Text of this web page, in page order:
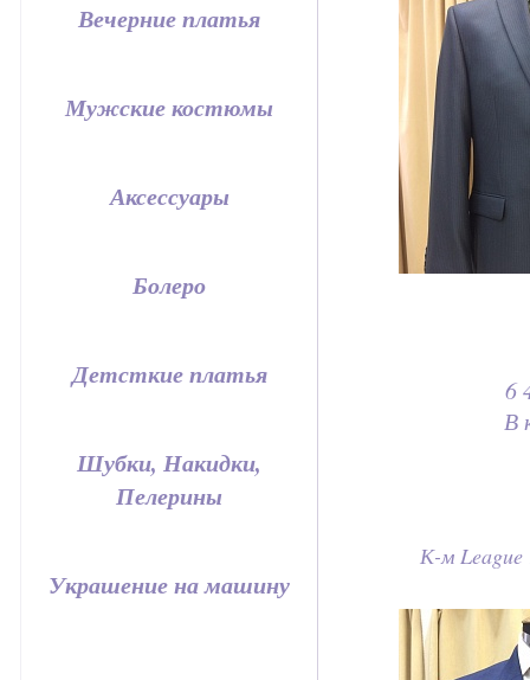
Вечерние платья
Мужские костюмы
Аксессуары
Болеро
Детсткие платья
Шубки, Накидки,
Пелерины
Украшение на машину
6
В
К-м League